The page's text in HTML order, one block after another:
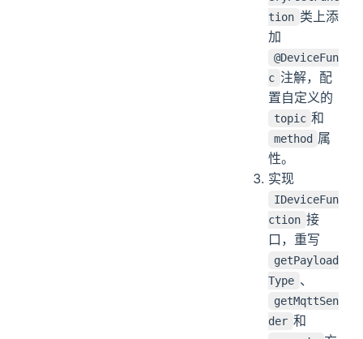
tion 类上添
加
@DeviceFun
c 注解，配
置自定义的
topic 和
method 属
性。
实现
IDeviceFun
ction 接
口，重写
getPayload
Type 、
getMqttSen
der 和